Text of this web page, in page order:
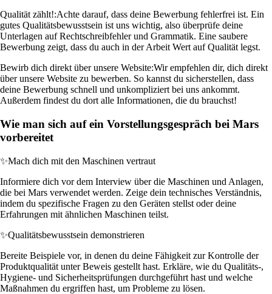
Qualität zählt!:Achte darauf, dass deine Bewerbung fehlerfrei ist. Ein
gutes Qualitätsbewusstsein ist uns wichtig, also überprüfe deine
Unterlagen auf Rechtschreibfehler und Grammatik. Eine saubere
Bewerbung zeigt, dass du auch in der Arbeit Wert auf Qualität legst.
Bewirb dich direkt über unsere Website:Wir empfehlen dir, dich direkt
über unsere Website zu bewerben. So kannst du sicherstellen, dass
deine Bewerbung schnell und unkompliziert bei uns ankommt.
Außerdem findest du dort alle Informationen, die du brauchst!
Wie man sich auf ein Vorstellungsgespräch bei Mars
vorbereitet
✨Mach dich mit den Maschinen vertraut
Informiere dich vor dem Interview über die Maschinen und Anlagen,
die bei Mars verwendet werden. Zeige dein technisches Verständnis,
indem du spezifische Fragen zu den Geräten stellst oder deine
Erfahrungen mit ähnlichen Maschinen teilst.
✨Qualitätsbewusstsein demonstrieren
Bereite Beispiele vor, in denen du deine Fähigkeit zur Kontrolle der
Produktqualität unter Beweis gestellt hast. Erkläre, wie du Qualitäts-,
Hygiene- und Sicherheitsprüfungen durchgeführt hast und welche
Maßnahmen du ergriffen hast, um Probleme zu lösen.